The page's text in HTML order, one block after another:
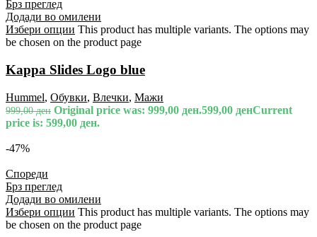
Брз преглед
Додади во омилени
Избери опции This product has multiple variants. The options may
be chosen on the product page
Kappa Slides Logo blue
Hummel, Обувки, Влечки, Мажи
999,00ден Original price was: 999,00 ден.599,00 денCurrent
price is: 599,00 ден.
-47%
Спореди
Брз преглед
Додади во омилени
Избери опции This product has multiple variants. The options may
be chosen on the product page